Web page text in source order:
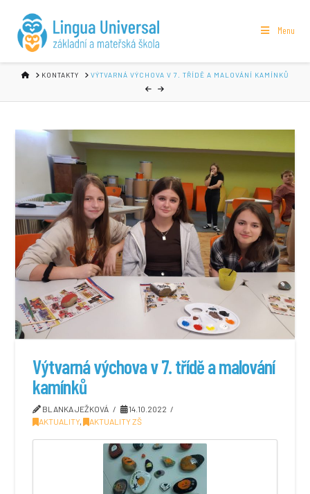
Menu
HOMEKONTAKTY VÝTVARNÁ VÝCHOVA V 7. TŘÍDĚ A MALOVÁNÍ KAMÍNKŮ
Výtvarná výchova v 7. třídě a malování
kamínků
BLANKA JEŽKOVÁ
14.10.2022
AKTUALITY, AKTUALITY ZŠ